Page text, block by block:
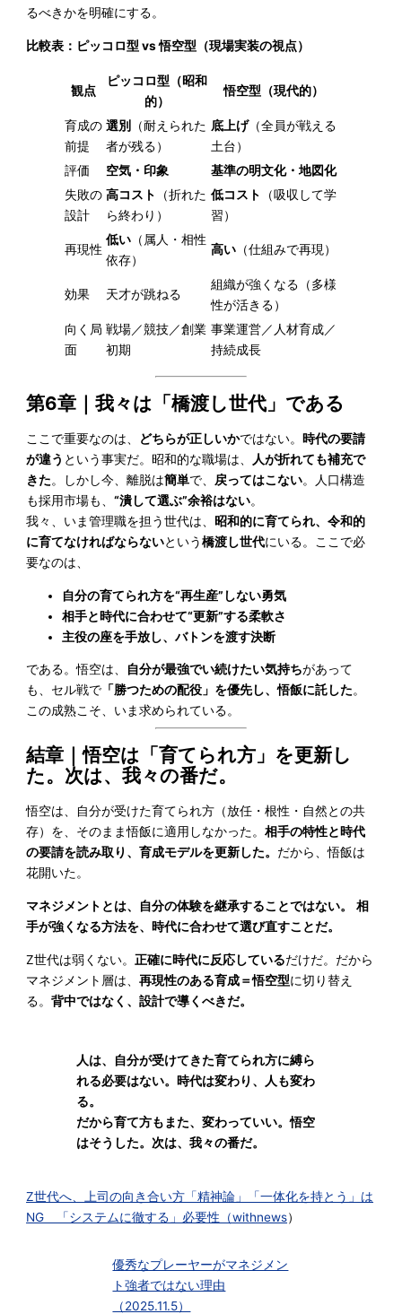
るべきかを明確にする。
比較表：ピッコロ型 vs 悟空型（現場実装の視点）
観点
ピッコロ型（昭和
的）
悟空型（現代的）
育成の
前提
選別
（耐えられた
者が残る）
底上げ（全員が戦える
土台）
評価
空気・印象
基準の明文化・地図化
失敗の
設計
高コスト
（折れた
ら終わり）
低コスト
（吸収して学
習）
再現性
低い （属人・相性
依存）
高い （仕組みで再現）
効果 天才が跳ねる
組織が強くなる（多様
性が活きる）
向く局
面
戦場／競技／創業
初期
事業運営／人材育成／
持続成長
第6章｜我々は「橋渡し世代」である
ここで重要なのは、 どちらが正しいかではない。 時代の要請
が違う という事実だ。昭和的な職場は、
人が折れても補充で
きた。しかし今、離脱は簡単で、 戻ってはこない。人口構造
も採用市場も、“潰して選ぶ”余裕はない。
我々、いま管理職を担う世代は、 昭和的に育てられ、令和的
に育てなければならないという橋渡し世代にいる。ここで必
要なのは、
自分の育てられ方を“再生産”しない勇気
相手と時代に合わせて“更新”する柔軟さ
主役の座を手放し、バトンを渡す決断
である。悟空は、 自分が最強でい続けたい気持ちがあって
も、セル戦で 「勝つための配役」を優先し、悟飯に託した。
この成熟こそ、いま求められている。
結章｜悟空は「育てられ方」を更新し
た。次は、我々の番だ。
悟空は、自分が受けた育てられ方（放任・根性・自然との共
存）を、そのまま悟飯に適用しなかった。相手の特性と時代
の要請を読み取り、育成モデルを更新した。 だから、悟飯は
花開いた。
マネジメントとは、自分の体験を継承することではない。
相
手が強くなる方法を、時代に合わせて選び直すことだ。
Z世代は弱くない。正確に時代に反応しているだけだ。だから
マネジメント層は、再現性のある育成＝悟空型に切り替え
る。背中ではなく、設計で導くべきだ。
人は、自分が受けてきた育てられ方に縛ら
れる必要はない。時代は変わり、人も変わ
る。
だから育て方もまた、変わっていい。悟空
はそうした。次は、我々の番だ。
Z世代へ、上司の向き合い方「精神論」「一体化を持とう」は
NG 「システムに徹する」必要性（withnews）
優秀なプレーヤーがマネジメン
ト強者ではない理由
（2025.11.5）